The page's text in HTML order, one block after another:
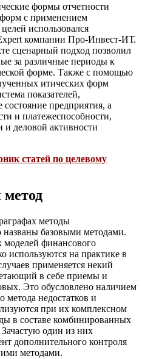
формы отчетности
форм с применением
использовался
компании Про-Инвест-ИТ.
сценарный подход позволил
за различные периоды к
форме. Также с помощью
итических форм
показателей,
предприятия, а
и платежеспособности,
и деловой активности
статей по целевому
методы
названы базовыми методами.
финансового
используются на практике в
применяется некий
в себе приемы и
Это обусловлено наличием
метода недостатков и
при их комплексном
в составе комбинированных
один из них
дополнительного контроля
методами.